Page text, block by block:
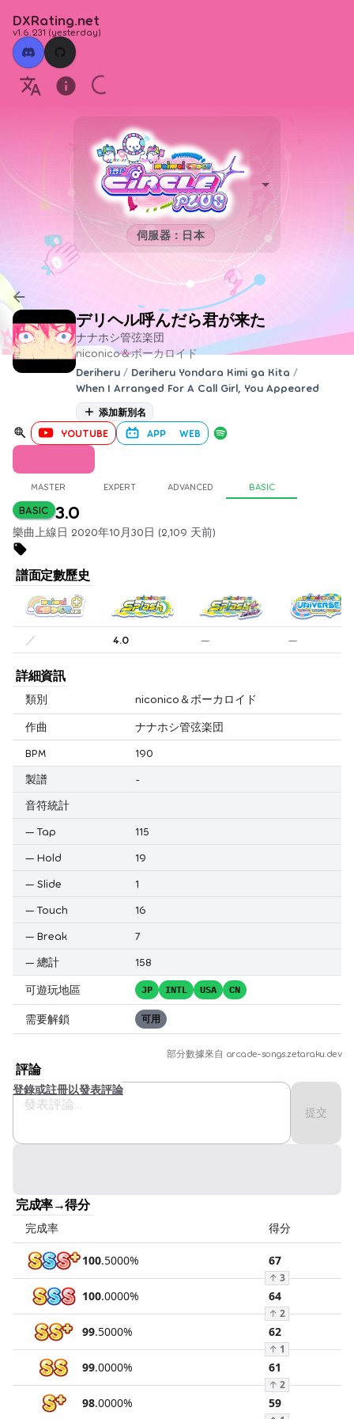
DXRating.net
v1.6.231 (yesterday)
伺服器：日本
デリヘル呼んだら君が来た
ナナホシ管弦楽団
niconico＆ボーカロイド
Deriheru / Deriheru Yondara Kimi ga Kita /
When I Arranged For A Call Girl, You Appeared
添加新別名
YOUTUBE APP WEB
MASTER EXPERT ADVANCED BASIC
BASIC 3.0
樂曲上線日 2020年10月30日 (2,109 天前)
譜面定數歷史
／ 4.0 — —
詳細資訊
類別 niconico＆ボーカロイド
作曲
ナナホシ管弦楽団
BPM
190
製譜
-
音符統計
— Tap
115
— Hold
19
— Slide
1
— Touch
16
— Break
7
— 總計 158
可遊玩地區 JP INTL USA CN
需要解鎖 可用
部分數據來自 arcade-songs.zetaraku.dev
評論
提交
登錄或註冊以發表評論
完成率→得分
完成率 得分
100.5000% 67
↑ 3
100.0000% 64
↑ 2
99.5000% 62
↑ 1
99.0000% 61
↑ 2
98.0000% 59